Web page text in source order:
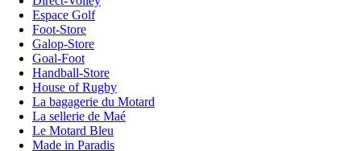
Espace Golf
Foot-Store
Galop-Store
Goal-Foot
Handball-Store
House of Rugby
La bagagerie du Motard
La sellerie de Maé
Le Motard Bleu
Made in Paradis